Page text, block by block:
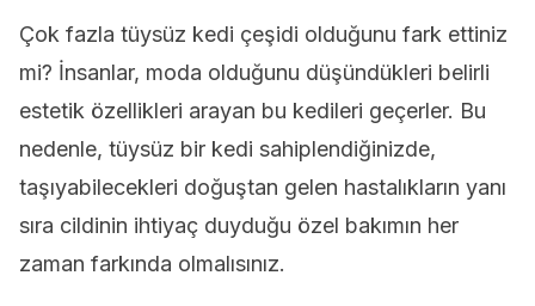
Çok fazla tüysüz kedi çeşidi olduğunu fark ettiniz
mi? İnsanlar, moda olduğunu düşündükleri belirli
estetik özellikleri arayan bu kedileri geçerler. Bu
nedenle, tüysüz bir kedi sahiplendiğinizde,
taşıyabilecekleri doğuştan gelen hastalıkların yanı
sıra cildinin ihtiyaç duyduğu özel bakımın her
zaman farkında olmalısınız.